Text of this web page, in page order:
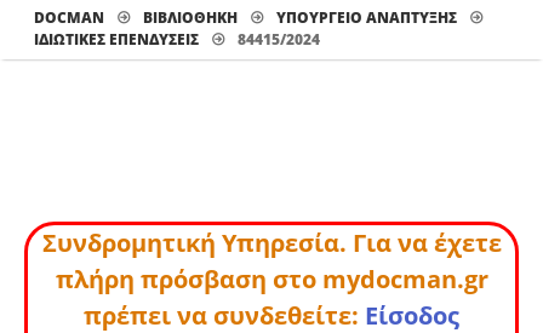
DOCMAN ΒΙΒΛΙΟΘΗΚΗ
ΥΠΟΥΡΓΕΙΟ ΑΝΑΠΤΥΞΗΣ
ΙΔΙΩΤΙΚΈΣ ΕΠΕΝΔΎΣΕΙΣ
84415/2024
Συνδρομητική Υπηρεσία. Για να έχετε
πλήρη πρόσβαση στο mydocman.gr
πρέπει να συνδεθείτε: Είσοδος